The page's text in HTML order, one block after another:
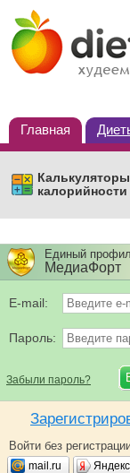
Главная
Калькуляторы
калорийности
Единый
МедиаФорт
E-mail:
Пароль:
Забыли пароль?
Войти без
mail.ru Яндекс